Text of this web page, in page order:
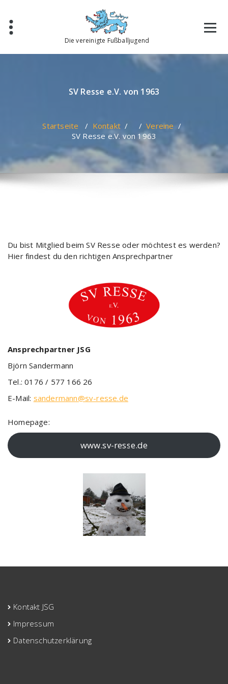
springen
Die vereinigte Fußballjugend
SV Resse e.V. von 1963
Startseite / Kontakt / /Vereine /
SV Resse e.V. von 1963
Du bist Mitglied beim SV Resse oder möchtest es werden?
Hier findest du den richtigen Ansprechpartner
Ansprechpartner JSG
Björn Sandermann
Tel.: 0176 / 577 166 26
E-Mail: sandermann@sv-resse.de
Homepage:
www.sv-resse.de
Kontakt JSG
Impressum
Datenschutzerklärung